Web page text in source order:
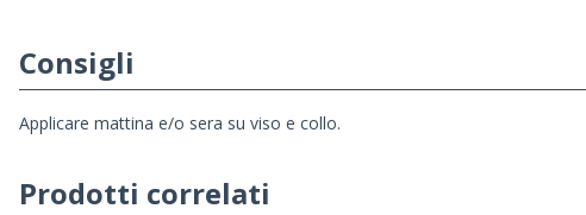
Consigli
Applicare mattina e/o sera su viso e collo.
Prodotti correlati